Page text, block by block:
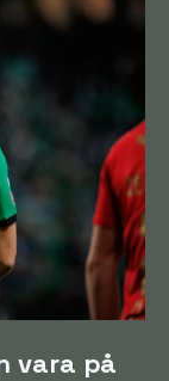
vara på